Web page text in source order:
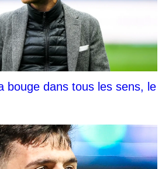
bouge dans tous les sens, le